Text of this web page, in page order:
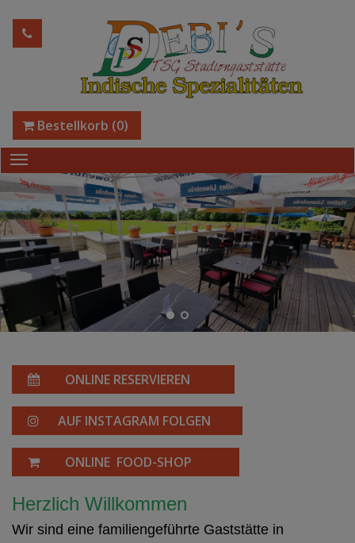
Bestellkorb (0)
ONLINE RESERVIEREN
AUF INSTAGRAM FOLGEN
ONLINE FOOD-SHOP
Herzlich Willkommen
Wir sind eine familiengeführte Gaststätte in